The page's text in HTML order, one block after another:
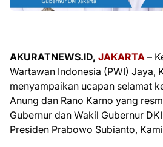
AKURATNEWS.ID, JAKARTA –
Wartawan Indonesia (PWI) Jaya,
menyampaikan ucapan selamat
Anung dan Rano Karno yang
Gubernur dan Wakil Gubernur
Presiden Prabowo Subianto,